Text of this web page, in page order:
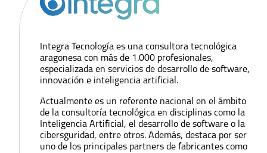
Integra Tecnología es una consultora tecnológica
aragonesa con más de 1.000 profesionales,
especializada en servicios de desarrollo de software,
innovación e inteligencia artificial.
Actualmente es un referente nacional en el ámbito
de la consultoría tecnológica en disciplinas como la
Inteligencia Artificial, el desarrollo de software o la
cibersguridad, entre otros. Además, destaca por ser
uno de los principales partners de fabricantes como